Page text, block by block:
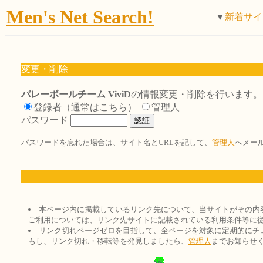
Men's Net Search! ▼ 新着サ
変更・削除
バレーボールチーム ViviDの情報変更・削除を行います。
登録者（通常はこちら）
管理人
パスワード
パスワードを忘れた場合は、サイト名とURLを記して、 管理人へメー
本ページ内に掲載しているリンク先について、当サイトがその
ご利用については、リンク先サイトに記載されている利用条件等に
リンク切れページゼロを目指して、全ページを対象に定期的に
もし、リンク切れ・移転等を発見しましたら、 管理人 までお知らせ